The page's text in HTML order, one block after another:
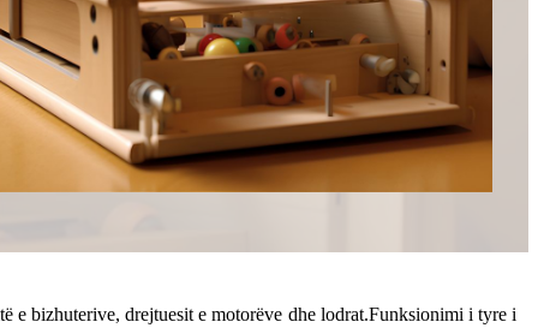
e bizhuterive, drejtuesit e motorëve dhe lodrat.Funksionimi i tyre i